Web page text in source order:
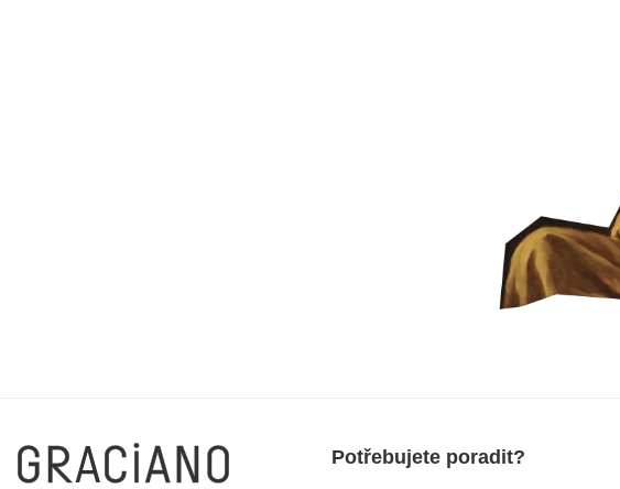
Potřebujete poradit?